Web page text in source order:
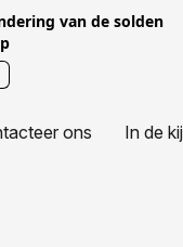
van de solden
ons In de